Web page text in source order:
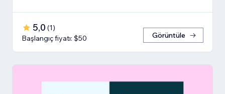
5,0 (1)
Başlangıç fiyatı: $50
Görüntüle